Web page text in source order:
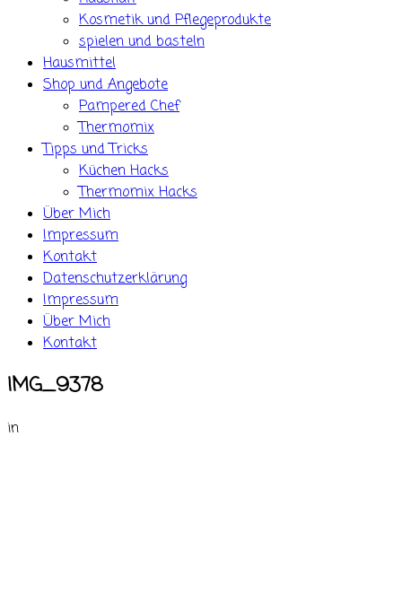
Kosmetik und Pflegeprodukte
spielen und basteln
Hausmittel
Shop und Angebote
Pampered Chef
Thermomix
Tipps und Tricks
Küchen Hacks
Thermomix Hacks
Über Mich
Impressum
Kontakt
Datenschutzerklärung
Impressum
Über Mich
Kontakt
IMG_9378
in